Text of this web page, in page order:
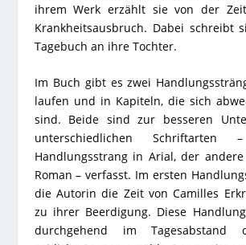
ihrem Werk erzählt sie von der
Krankheitsausbruch. Dabei schreibt
Tagebuch an ihre Tochter.
Im Buch gibt es zwei
laufen und in Kapiteln, die sich
sind. Beide sind zur besseren
unterschiedlichen
Handlungsstrang in Arial, der
Roman – verfasst. Im ersten
die Autorin die Zeit von Camilles
zu ihrer Beerdigung. Diese
durchgehend im Tagesabstand